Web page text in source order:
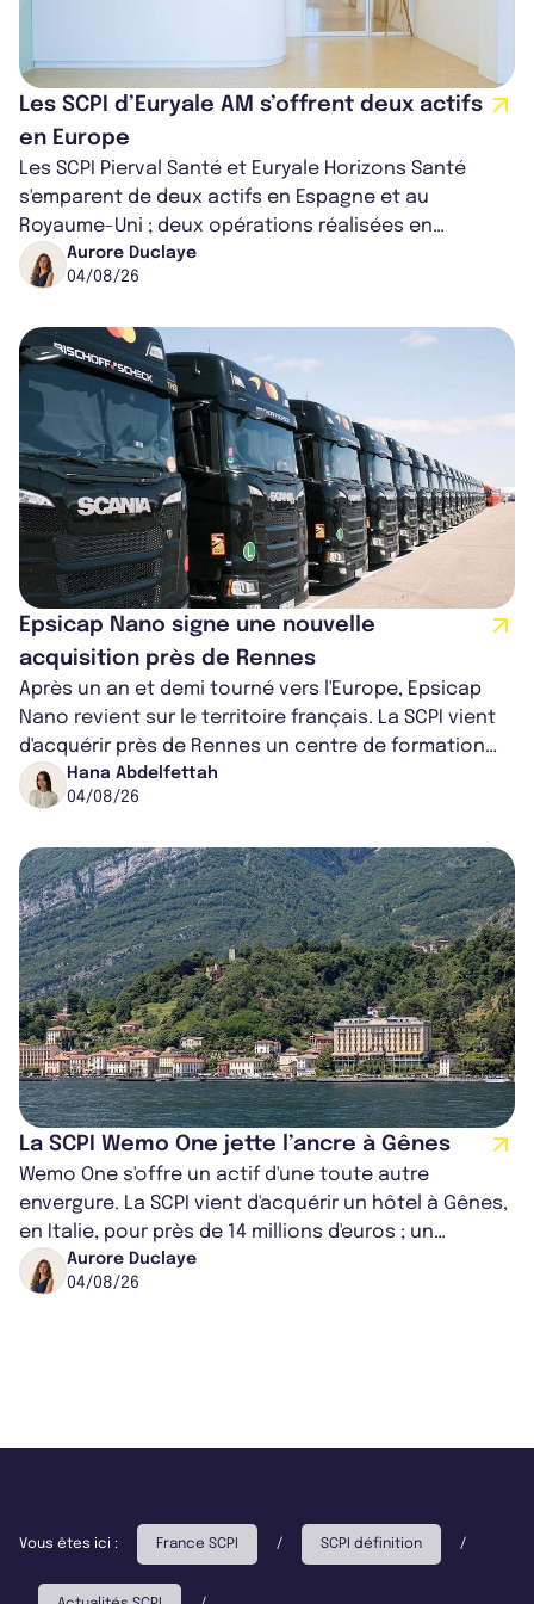
Les SCPI d’Euryale AM s’offrent deux actifs
en Europe
Les SCPI Pierval Santé et Euryale Horizons Santé
s'emparent de deux actifs en Espagne et au
Royaume-Uni ; deux opérations réalisées en
partenariat. Ces co-acquisitions permettent a...
Aurore Duclaye
04/08/26
Epsicap Nano signe une nouvelle
acquisition près de Rennes
Après un an et demi tourné vers l'Europe, Epsicap
Nano revient sur le territoire français. La SCPI vient
d'acquérir près de Rennes un centre de formation
pour conducteurs poids lou...
Hana Abdelfettah
04/08/26
La SCPI Wemo One jette l’ancre à Gênes
Wemo One s'offre un actif d'une toute autre
envergure. La SCPI vient d'acquérir un hôtel à Gênes,
en Italie, pour près de 14 millions d'euros ; un
montant qui fait entorse avec ses...
Aurore Duclaye
04/08/26
Vous êtes ici : France SCPI / SCPI définition /